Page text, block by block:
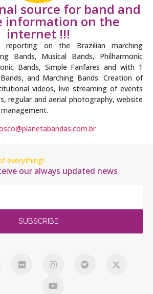
source for band and
information on the
internet !!!
reporting on the Brazilian marching
Bands, Musical Bands, Philharmonic
Bands, Simple Fanfares and with 1
and Marching Bands. Creation of
videos, live streaming of events
regular and aerial photography, website
everything!
our always updated news
SUBSCRIBE